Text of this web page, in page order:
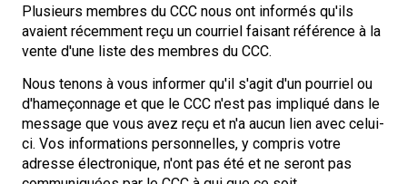
Chiens de berger
Bouvier australien
Kelpie australien
Lévrier afghan
Azawakh
Chiens de compagnie
Chien esquimau américain (miniature)
Chiens de sport
Je veux devenir évaluateur
Organiser un test CGN
Nutrition
Toilettage
Chien égaré
Informations sur l'éducation
FAQ
Profilage d'ADN
Éducation des éleveurs
Soutien à la communauté des éleveurs
Ressources éducatives
CONDITIONS D’ADMISSIBILITÉ
L’Exposition du championnat national du CCC 2026
Agilité
Concours sur le terrain pour beagles
Calendrier - événements
CanuckDogs.com
Formulaires
Adhésion au CCC
Sociétés affiliées
M9C 5K6
lundi à vendredi
HNE
Adhésion Plus – sans frais
Plusieurs membres du CCC nous ont informés qu'ils
avaient récemment reçu un courriel faisant référence à la
vente d'une liste des membres du CCC.
Nous tenons à vous informer qu'il s'agit d'un pourriel ou
d'hameçonnage et que le CCC n'est pas impliqué dans le
message que vous avez reçu et n'a aucun lien avec celui-
ci. Vos informations personnelles, y compris votre
adresse électronique, n'ont pas été et ne seront pas